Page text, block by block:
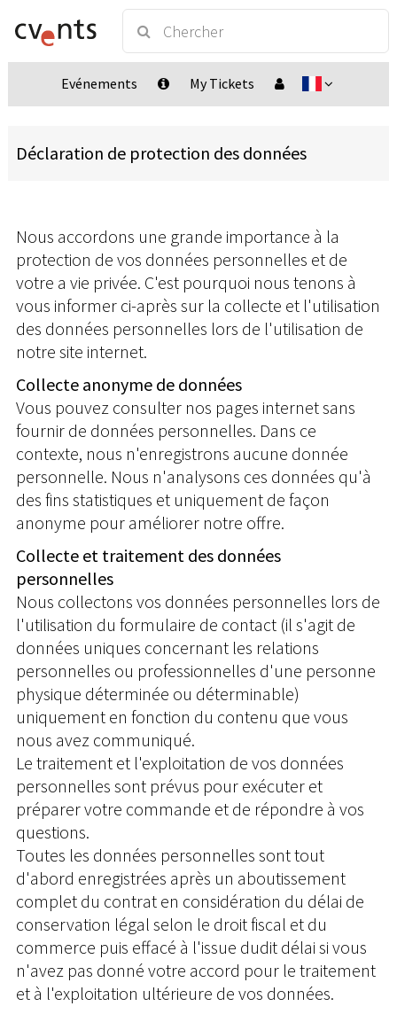
Evénements My Tickets
Déclaration de protection des données
Nous accordons une grande importance à la
protection de vos données personnelles et de
votre a vie privée. C'est pourquoi nous tenons à
vous informer ci-après sur la collecte et l'utilisation
des données personnelles lors de l'utilisation de
notre site internet.
Collecte anonyme de données
Vous pouvez consulter nos pages internet sans
fournir de données personnelles. Dans ce
contexte, nous n'enregistrons aucune donnée
personnelle. Nous n'analysons ces données qu'à
des fins statistiques et uniquement de façon
anonyme pour améliorer notre offre.
Collecte et traitement des données
personnelles
Nous collectons vos données personnelles lors de
l'utilisation du formulaire de contact (il s'agit de
données uniques concernant les relations
personnelles ou professionnelles d'une personne
physique déterminée ou déterminable)
uniquement en fonction du contenu que vous
nous avez communiqué.
Le traitement et l'exploitation de vos données
personnelles sont prévus pour exécuter et
préparer votre commande et de répondre à vos
questions.
Toutes les données personnelles sont tout
d'abord enregistrées après un aboutissement
complet du contrat en considération du délai de
conservation légal selon le droit fiscal et du
commerce puis effacé à l'issue dudit délai si vous
n'avez pas donné votre accord pour le traitement
et à l'exploitation ultérieure de vos données.